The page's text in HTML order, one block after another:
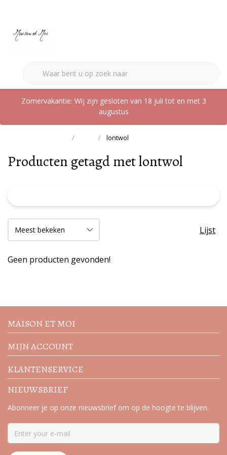
Zomervakantie: Wij zijn gesloten van 18 juli tot en met 3
augustus
lontwol
Producten getagd met lontwol
Lijst
Geen producten gevonden!
acties
MAISON ET MOI
MIJN ACCOUNT
KLANTENSERVICE
NIEUWSBRIEF
Abonneer je op onze nieuwsbrief om op de hoogte te blijven.